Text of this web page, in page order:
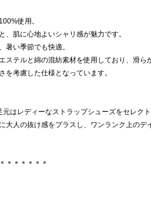
使用。
、肌に心地よいシャリ感が魅力です。
暑い季節でも快適。
ステルと綿の混紡素材を使用しており、滑ら
を考慮した仕様となっています。
はレディーなストラップシューズをセレクト
大人の抜け感をプラスし、ワンランク上のデ
＊＊＊＊＊＊